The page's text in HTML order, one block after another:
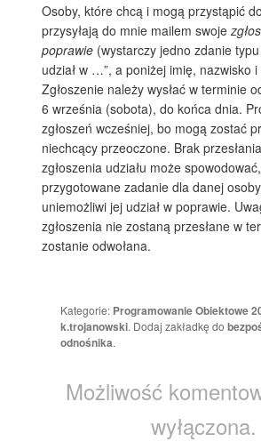
Osoby, które chcą i mogą przystąpić
przysyłają do mnie mailem swoje
poprawie (wystarczy jedno zdanie typu
udział w …”, a poniżej imię, nazwisko
Zgłoszenie należy wysłać w terminie
6 września (sobota), do końca dnia.
zgłoszeń wcześniej, bo mogą zostać
niechcący przeoczone. Brak
zgłoszenia udziału może
przygotowane zadanie dla danej
uniemożliwi jej udział w poprawie.
zgłoszenia nie zostaną przesłane w
zostanie odwołana.
Kategorie: Programowanie Obiektowe
k.trojanowski. Dodaj zakładkę do
odnośnika.
Możliwość
wyłączona.